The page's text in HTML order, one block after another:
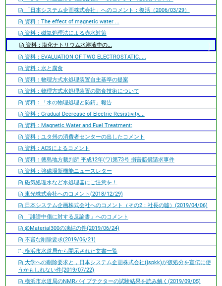
「日本システム企画株式会社」へのコメント：復活（2006/03/29）
資料：The effect of magnetic water ...
資料：磁気処理法による赤水対策
資料：塩化ナトリウム水溶液中の...
資料：EVALUATION OF TWO ELECTROSTATIC.....
資料：水と腐食
資料：物理方式水処理装置自主基準の提案
資料：物理方式水処理装置の防食技術について
資料：「水の物理処理と防錆」報告
資料：Gradual Decrease of Electric Resistivity....
資料：Magnetic Water and Fuel Treatment:
資料：ユタ州の消費者センターの出したコメント
資料：ACSによるコメント
資料：徳島地方裁判所 平成12年(ワ)第73号 損害賠償請求事件
資料：強磁場新機能ニュースレター
磁気処理水など水処理器にご注意を！
東光株式会社へのコメント(2018/12/29)
日本システム企画株式会社へのコメント（その2：社長の嘘）(2019/04/06)
「誹謗中傷に対する反論書」へのコメント
@Material300の凍結の件(2019/06/24)
不審な削除要求(2019/06/21)
横浜市水道局から開示された文書一覧
大学への削除要求と，日本システム企画株式会社(jspkk)が仮処分を宣伝に使
うかもしれない件(2019/07/22)
横浜市水道局のNMRパイプテクターの試験結果を読み解く(2019/09/05)